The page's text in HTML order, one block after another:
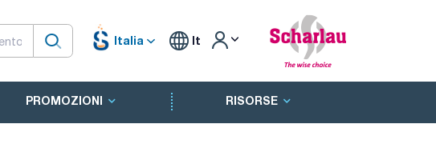
Italia It
PROMOZIONI RISORSE